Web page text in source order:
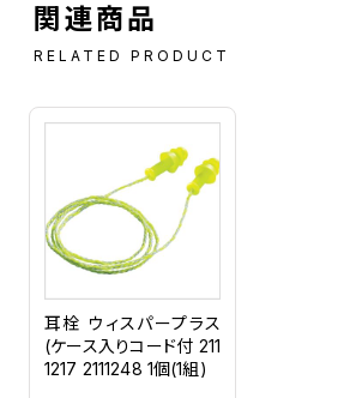
関連商品
RELATED PRODUCT
耳栓 ウィスパープラス
(ケース入りコード付 211
1217 2111248 1個(1組)